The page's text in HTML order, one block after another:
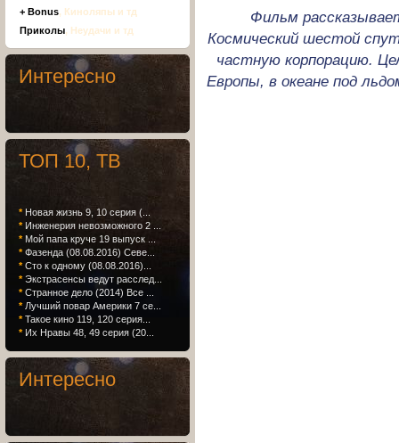
Фильм
Космический шестой
частную корпорацию.
Европы, в океане под
+ Bonus, Киноляпы и тд
Приколы, Неудачи и тд
Интересно
ТОП 10, ТВ
* Новая жизнь 9, 10 серия (...
* Инженерия невозможного 2 ...
* Мой папа круче 19 выпуск ...
* Фазенда (08.08.2016) Севе...
* Сто к одному (08.08.2016)...
* Экстрасенсы ведут расслед...
* Странное дело (2014) Все ...
* Лучший повар Америки 7 се...
* Такое кино 119, 120 серия...
* Их Нравы 48, 49 серия (20...
Интересно